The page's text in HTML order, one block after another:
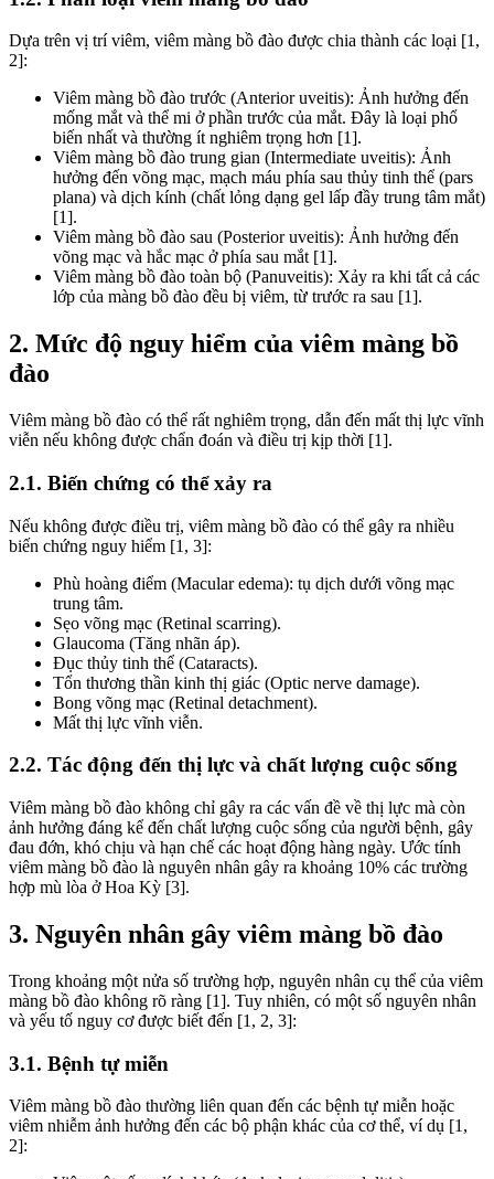
Dựa trên vị trí viêm, viêm màng bồ đào được chia thành các loại [1,
2]:
Viêm màng bồ đào trước (Anterior uveitis): Ảnh hưởng đến
mống mắt và thể mi ở phần trước của mắt. Đây là loại phổ
biến nhất và thường ít nghiêm trọng hơn [1].
Viêm màng bồ đào trung gian (Intermediate uveitis): Ảnh
hưởng đến võng mạc, mạch máu phía sau thủy tinh thể (pars
plana) và dịch kính (chất lỏng dạng gel lấp đầy trung tâm mắt)
[1].
Viêm màng bồ đào sau (Posterior uveitis): Ảnh hưởng đến
võng mạc và hắc mạc ở phía sau mắt [1].
Viêm màng bồ đào toàn bộ (Panuveitis): Xảy ra khi tất cả các
lớp của màng bồ đào đều bị viêm, từ trước ra sau [1].
2. Mức độ nguy hiểm của viêm màng bồ
đào
Viêm màng bồ đào có thể rất nghiêm trọng, dẫn đến mất thị lực vĩnh
viễn nếu không được chẩn đoán và điều trị kịp thời [1].
2.1. Biến chứng có thể xảy ra
Nếu không được điều trị, viêm màng bồ đào có thể gây ra nhiều
biến chứng nguy hiểm [1, 3]:
Phù hoàng điểm (Macular edema): tụ dịch dưới võng mạc
trung tâm.
Sẹo võng mạc (Retinal scarring).
Glaucoma (Tăng nhãn áp).
Đục thủy tinh thể (Cataracts).
Tổn thương thần kinh thị giác (Optic nerve damage).
Bong võng mạc (Retinal detachment).
Mất thị lực vĩnh viễn.
2.2. Tác động đến thị lực và chất lượng cuộc sống
Viêm màng bồ đào không chỉ gây ra các vấn đề về thị lực mà còn
ảnh hưởng đáng kể đến chất lượng cuộc sống của người bệnh, gây
đau đớn, khó chịu và hạn chế các hoạt động hàng ngày. Ước tính
viêm màng bồ đào là nguyên nhân gây ra khoảng 10% các trường
hợp mù lòa ở Hoa Kỳ [3].
3. Nguyên nhân gây viêm màng bồ đào
Trong khoảng một nửa số trường hợp, nguyên nhân cụ thể của viêm
màng bồ đào không rõ ràng [1]. Tuy nhiên, có một số nguyên nhân
và yếu tố nguy cơ được biết đến [1, 2, 3]:
3.1. Bệnh tự miễn
Viêm màng bồ đào thường liên quan đến các bệnh tự miễn hoặc
viêm nhiễm ảnh hưởng đến các bộ phận khác của cơ thể, ví dụ [1,
2]: